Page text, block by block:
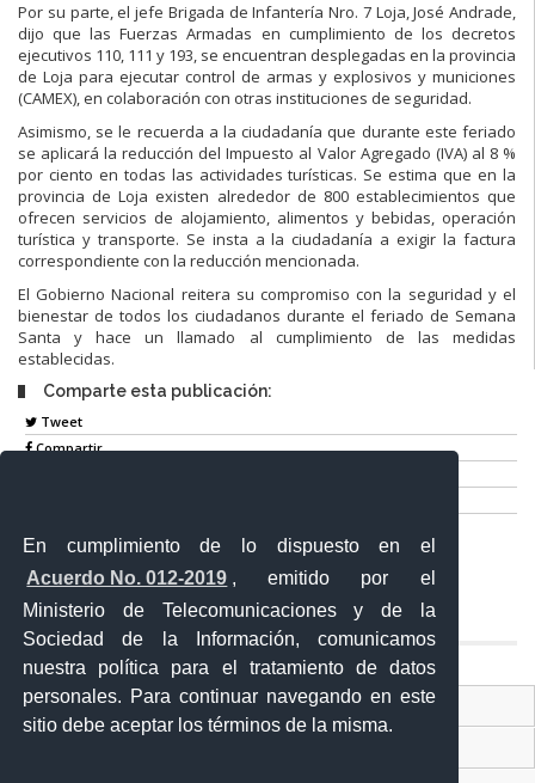
En cumplimiento de lo dispuesto en el
Acuerdo No. 012-2019 , emitido por el
Ministerio de Telecomunicaciones y de la
Sociedad de la Información, comunicamos
nuestra política para el tratamiento de datos
personales. Para continuar navegando en este
sitio debe aceptar los términos de la misma.
Por su parte, el jefe Brigada de Infantería Nro. 7 Loja, José Andrade,
dijo que las Fuerzas Armadas en cumplimiento de los decretos
ejecutivos 110, 111 y 193, se encuentran desplegadas en la provincia
de Loja para ejecutar control de armas y explosivos y municiones
(CAMEX), en colaboración con otras instituciones de seguridad.
Asimismo, se le recuerda a la ciudadanía que durante este feriado
se aplicará la reducción del Impuesto al Valor Agregado (IVA) al 8 %
por ciento en todas las actividades turísticas. Se estima que en la
provincia de Loja existen alrededor de 800 establecimientos que
ofrecen servicios de alojamiento, alimentos y bebidas, operación
turística y transporte. Se insta a la ciudadanía a exigir la factura
correspondiente con la reducción mencionada.
El Gobierno Nacional reitera su compromiso con la seguridad y el
bienestar de todos los ciudadanos durante el feriado de Semana
Santa y hace un llamado al cumplimiento de las medidas
establecidas.
Comparte esta publicación:
Tweet
Compartir
Entérate
Contacto Ciudadano Digital